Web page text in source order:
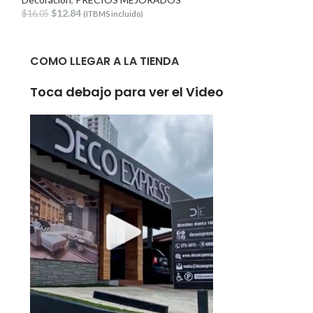
$16.05 $12.84 (ITBMS incluido)
COMO LLEGAR A LA TIENDA
Toca debajo para ver el Video